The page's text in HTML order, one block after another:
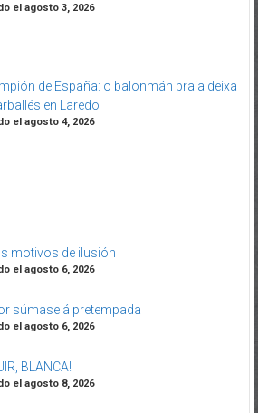
el agosto 3, 2026
de España: o balonmán praia deixa
en Laredo
el agosto 4, 2026
motivos de ilusión
el agosto 6, 2026
súmase á pretempada
el agosto 6, 2026
BLANCA!
el agosto 8, 2026